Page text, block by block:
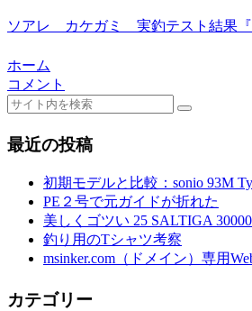
ソアレ カケガミ 実釣テスト結果『
ホーム
コメント
最近の投稿
初期モデルと比較：sonio 93M
PE２号で元ガイドが折れた
美しくゴツい 25 SALTIGA
釣り用のTシャツ考察
msinker.com（ドメイン）専用
カテゴリー